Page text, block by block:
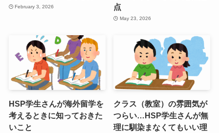
February 3, 2026
点
May 23, 2026
HSP学生さんが海外留学を
考えるときに知っておきた
いこと
クラス（教室）の雰囲気が
つらい…HSP学生さんが無
理に馴染まなくてもいい理